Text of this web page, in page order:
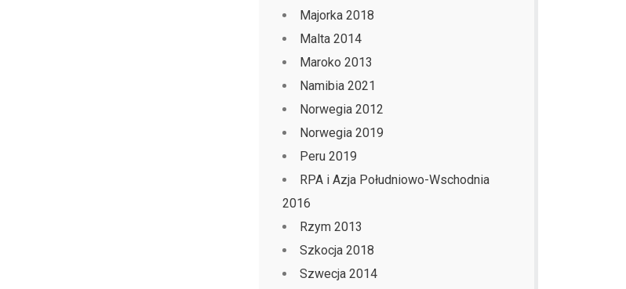
Majorka 2018
Malta 2014
Maroko 2013
Namibia 2021
Norwegia 2012
Norwegia 2019
Peru 2019
RPA i Azja Południowo-Wschodnia
2016
Rzym 2013
Szkocja 2018
Szwecja 2014